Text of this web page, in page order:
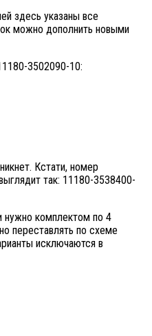
здесь указаны все
можно дополнить новыми
3502090-10:
Кстати, номер
так: 11180-3538400-
нужно комплектом по 4
переставлять по схеме
исключаются в